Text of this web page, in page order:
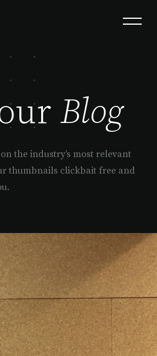
Blog
the industry’s most relevant
thumbnails clickbait free and